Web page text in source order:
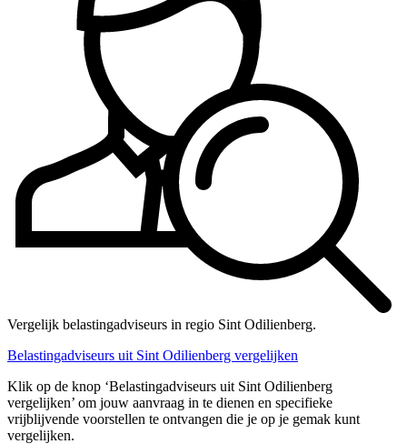
Vergelijk belastingadviseurs in regio Sint Odilienberg.
Belastingadviseurs uit Sint Odilienberg vergelijken
Klik op de knop ‘Belastingadviseurs uit Sint Odilienberg
vergelijken’ om jouw aanvraag in te dienen en specifieke
vrijblijvende voorstellen te ontvangen die je op je gemak kunt
vergelijken.